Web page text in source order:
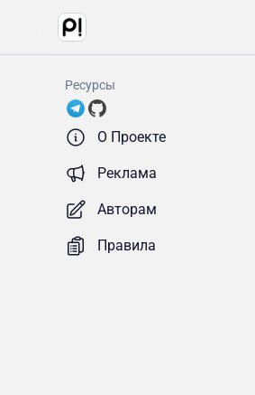
Ресурсы
О Проекте
Реклама
Авторам
Правила